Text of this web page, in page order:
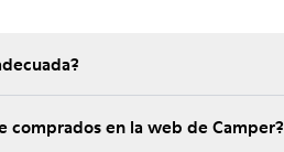
comprados en la web de Camper?